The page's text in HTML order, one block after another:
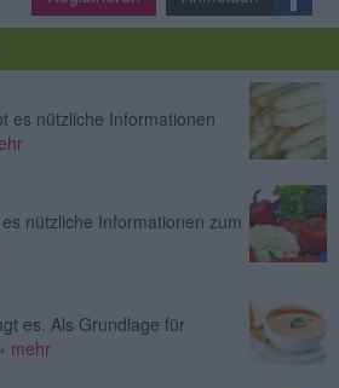
es nützliche Informationen
nützliche Informationen zum
es. Als Grundlage für
mehr